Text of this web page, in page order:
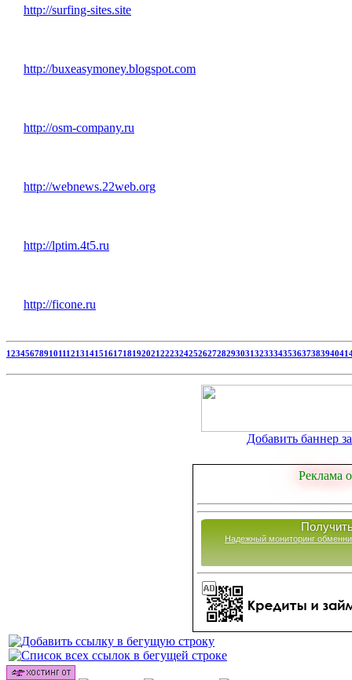
http://surfing-sites.site
http://buxeasymoney.blogspot.com
http://osm-company.ru
http://webnews.22web.org
http://lptim.4t5.ru
http://ficone.ru
1234567891011121314151617181920212223242526272829303132333435363738394041
Добавить баннер
Реклама
Надежный мониторинг